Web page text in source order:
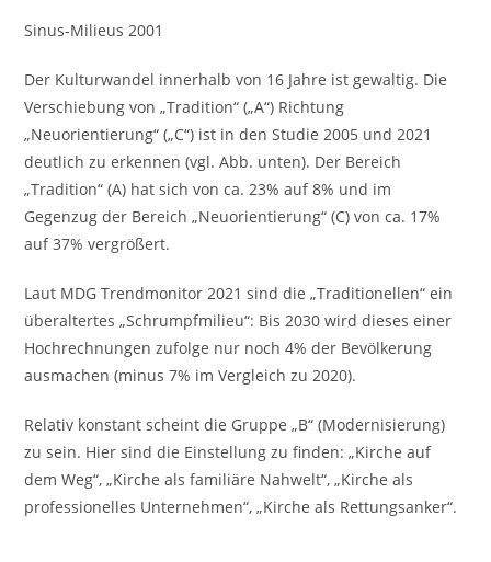
Sinus-Milieus 2001
Der Kulturwandel innerhalb von 16 Jahre ist gewaltig. Die
Verschiebung von „Tradition“ („A“) Richtung
„Neuorientierung“ („C“) ist in den Studie 2005 und 2021
deutlich zu erkennen (vgl. Abb. unten). Der Bereich
„Tradition“ (A) hat sich von ca. 23% auf 8% und im
Gegenzug der Bereich „Neuorientierung“ (C) von ca. 17%
auf 37% vergrößert.
Laut MDG Trendmonitor 2021 sind die „Traditionellen“ ein
überaltertes „Schrumpfmilieu“: Bis 2030 wird dieses einer
Hochrechnungen zufolge nur noch 4% der Bevölkerung
ausmachen (minus 7% im Vergleich zu 2020).
Relativ konstant scheint die Gruppe „B“ (Modernisierung)
zu sein. Hier sind die Einstellung zu finden: „Kirche auf
dem Weg“, „Kirche als familiäre Nahwelt“, „Kirche als
professionelles Unternehmen“, „Kirche als Rettungsanker“.